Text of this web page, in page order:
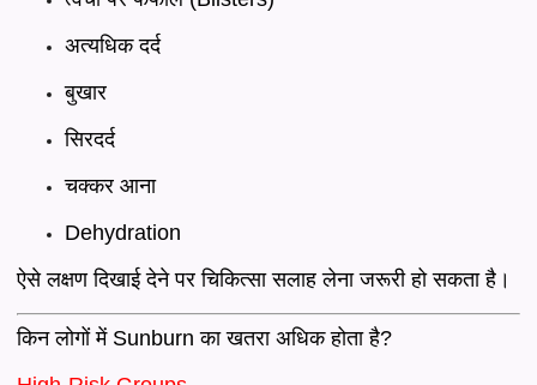
अत्यधिक दर्द
बुखार
सिरदर्द
चक्कर आना
Dehydration
ऐसे लक्षण दिखाई देने पर चिकित्सा सलाह लेना जरूरी हो सकता है।
किन लोगों में Sunburn का खतरा अधिक होता है?